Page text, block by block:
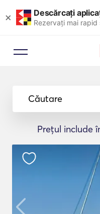
× Descărcați
Rezervați mai rapid
Căutare
Prețul include